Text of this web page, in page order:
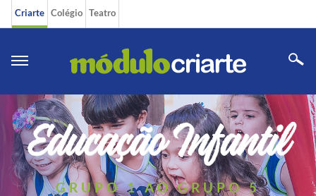
Criarte Colégio Teatro
EducaçãoInfantil
GRUPO 1 AO GRUPO 5